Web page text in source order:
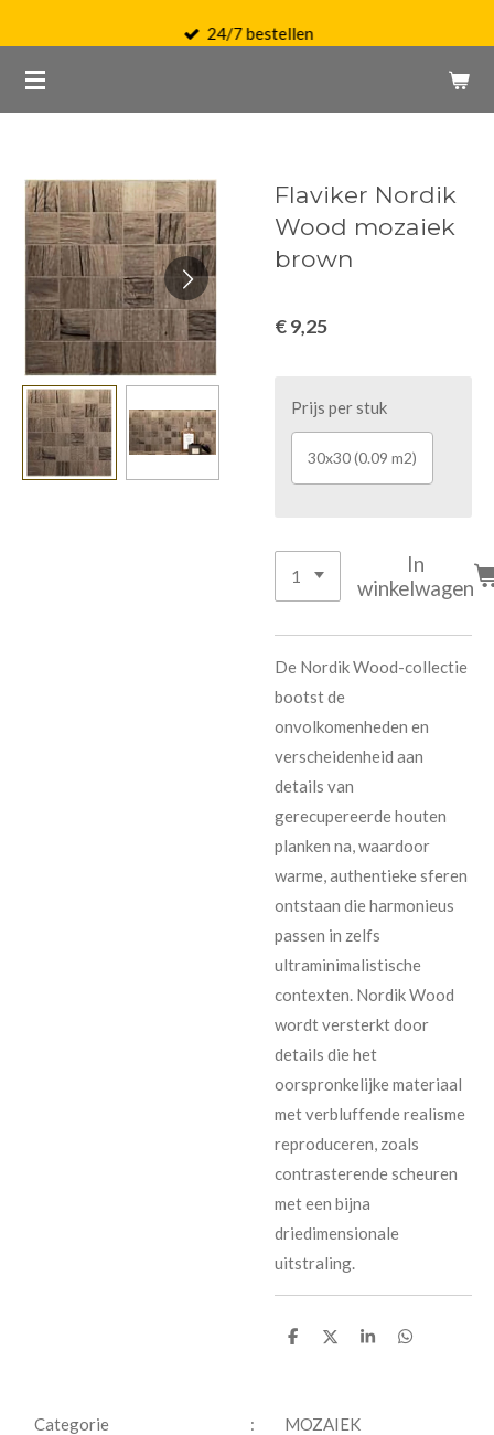
naar
de
24/7 bestellen
Flaviker Nordik
Wood mozaiek
brown
€ 9,25
Prijs per stuk
30x30 (0.09 m2)
In
winkelwagen
De Nordik Wood-collectie
bootst de
onvolkomenheden en
verscheidenheid aan
details van
gerecupereerde houten
planken na, waardoor
warme, authentieke sferen
ontstaan die harmonieus
passen in zelfs
ultraminimalistische
contexten. Nordik Wood
wordt versterkt door
details die het
oorspronkelijke materiaal
met verbluffende realisme
reproduceren, zoals
contrasterende scheuren
met een bijna
driedimensionale
uitstraling.
D
D
S
D
Categorie : MOZAIEK